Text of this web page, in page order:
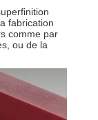
fabrication
comme par
ou de la